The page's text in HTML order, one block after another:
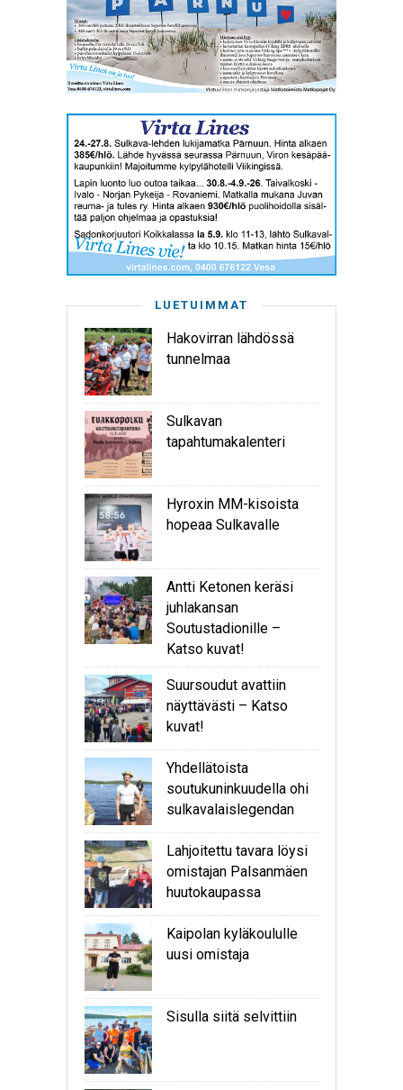
LUETUIMMAT
Hakovirran lähdössä
tunnelmaa
Sulkavan
tapahtumakalenteri
Hyroxin MM-kisoista
hopeaa Sulkavalle
Antti Ketonen keräsi
juhlakansan
Soutustadionille –
Katso kuvat!
Suursoudut avattiin
näyttävästi – Katso
kuvat!
Yhdellätoista
soutukuninkuudella ohi
sulkavalaislegendan
Lahjoitettu tavara löysi
omistajan Palsanmäen
huutokaupassa
Kaipolan kyläkoululle
uusi omistaja
Sisulla siitä selvittiin